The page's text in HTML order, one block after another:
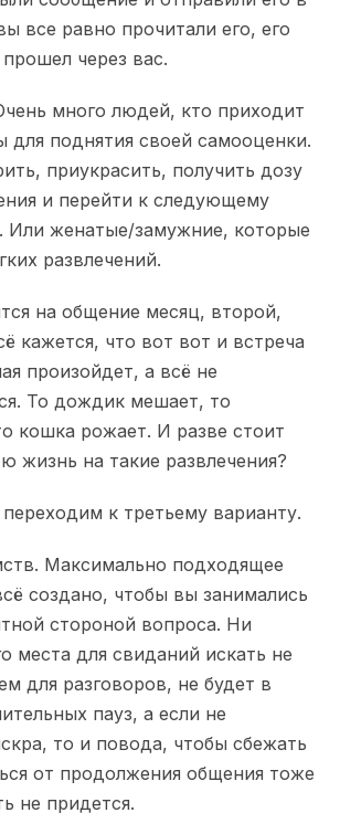
все равно прочитали его, его
прошел через вас.
много людей, кто приходит
для поднятия своей самооценки.
приукрасить, получить дозу
и перейти к следующему
Или женатые/замужние, которые
развлечений.
на общение месяц, второй,
кажется, что вот вот и встреча
произойдет, а всё не
То дождик мешает, то
кошка рожает. И разве стоит
жизнь на такие развлечения?
к третьему варианту.
Максимально подходящее
создано, чтобы вы занимались
стороной вопроса. Ни
места для свиданий искать не
для разговоров, не будет в
пауз, а если не
то и повода, чтобы сбежать
от продолжения общения тоже
не придется.